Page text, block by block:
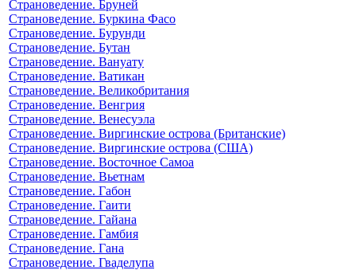
Страноведение. Бруней
Страноведение. Буркина Фасо
Страноведение. Бурунди
Страноведение. Бутан
Страноведение. Вануату
Страноведение. Ватикан
Страноведение. Великобритания
Страноведение. Венгрия
Страноведение. Венесуэла
Страноведение. Виргинские острова (Британские)
Страноведение. Виргинские острова (США)
Страноведение. Восточное Самоа
Страноведение. Вьетнам
Страноведение. Габон
Страноведение. Гаити
Страноведение. Гайана
Страноведение. Гамбия
Страноведение. Гана
Страноведение. Гваделупа